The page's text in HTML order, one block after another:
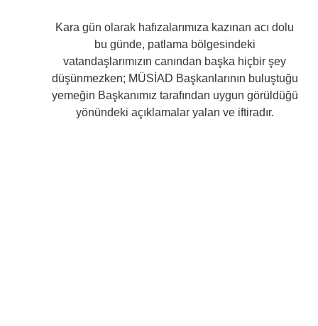
Kara gün olarak hafızalarımıza kazınan acı dolu
bu günde, patlama bölgesindeki
vatandaşlarımızın canından başka hiçbir şey
düşünmezken; MÜSİAD Başkanlarının buluştuğu
yemeğin Başkanımız tarafından uygun görüldüğü
yönündeki açıklamalar yalan ve iftiradır.